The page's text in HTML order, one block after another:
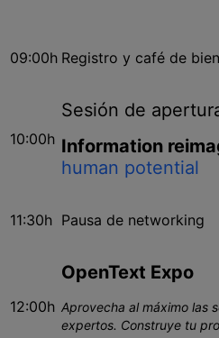
09:00h Registro y café de
10:00h
Sesión de
Information
human potential
11:30h Pausa de networking
12:00h
OpenText Expo
Aprovecha al máximo las
expertos. Construye tu